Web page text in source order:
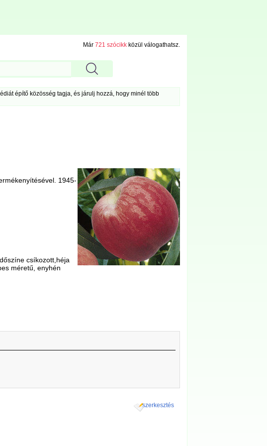
Már 721 szócikkközül válogathatsz.
építő közösség tagja, és járulj hozzá, hogy minél több
1945-
csíkozott,héja
méretű, enyhén
szerkesztés